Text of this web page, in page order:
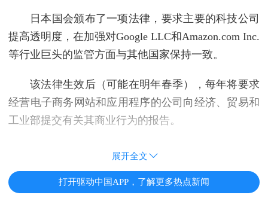
日本国会颁布了一项法律，要求主要的科技公司
提高透明度，在加强对Google LLC和Amazon.com Inc.
等行业巨头的监管方面与其他国家保持一致。
该法律生效后（可能在明年春季），每年将要求
经营电子商务网站和应用程序的公司向经济、贸易和
工业部提交有关其商业行为的报告。
展开全文
打开驱动中国APP，了解更多热点新闻